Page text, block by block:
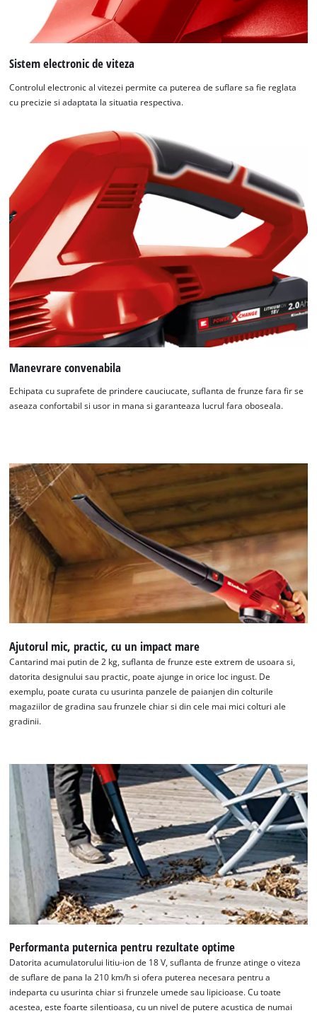
incarca serviciul Google Maps!
This content is not permitted to load due
to trackers that are not disclosed to the
visitor. The website owner needs to setup
the site with their CMP to add this content
to the list of technologies used.
Powered byUsercentrics Consent
Management Platform
Sistem electronic de viteza
Controlul electronic al vitezei permite ca puterea de suflare sa fie reglata
cu precizie si adaptata la situatia respectiva.
Manevrare convenabila
Echipata cu suprafete de prindere cauciucate, suflanta de frunze fara fir se
aseaza confortabil si usor in mana si garanteaza lucrul fara oboseala.
Ajutorul mic, practic, cu un impact mare
Cantarind mai putin de 2 kg, suflanta de frunze este extrem de usoara si,
datorita designului sau practic, poate ajunge in orice loc ingust. De
exemplu, poate curata cu usurinta panzele de paianjen din colturile
magaziilor de gradina sau frunzele chiar si din cele mai mici colturi ale
gradinii.
Performanta puternica pentru rezultate optime
Datorita acumulatorului litiu-ion de 18 V, suflanta de frunze atinge o viteza
de suflare de pana la 210 km/h si ofera puterea necesara pentru a
indeparta cu usurinta chiar si frunzele umede sau lipicioase. Cu toate
acestea, este foarte silentioasa, cu un nivel de putere acustica de numai